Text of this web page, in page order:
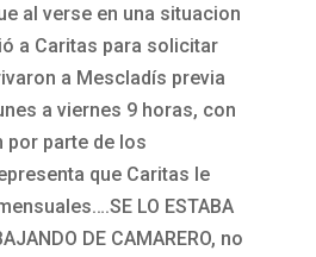
al verse en una situacion
a Caritas para solicitar
a Mescladís previa
a viernes 9 horas, con
por parte de los
que Caritas le
LO ESTABA
DE CAMARERO, no